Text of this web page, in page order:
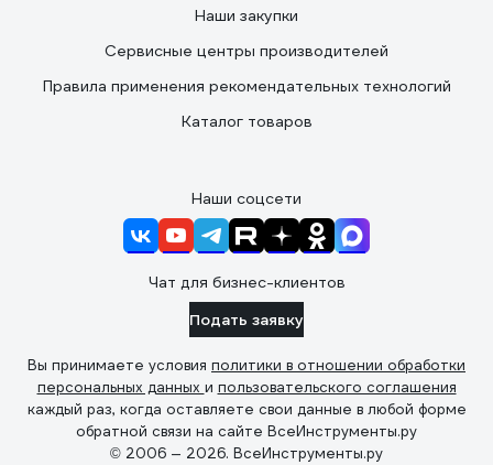
Наши закупки
Сервисные центры производителей
Правила применения рекомендательных технологий
Каталог товаров
Наши соцсети
Чат для бизнес-клиентов
Подать заявку
Вы принимаете условия политики в отношении обработки
персональных данных и пользовательского соглашения
каждый раз, когда оставляете свои данные в любой форме
обратной связи на сайте ВсеИнструменты.ру
© 2006 — 2026. ВсеИнструменты.ру